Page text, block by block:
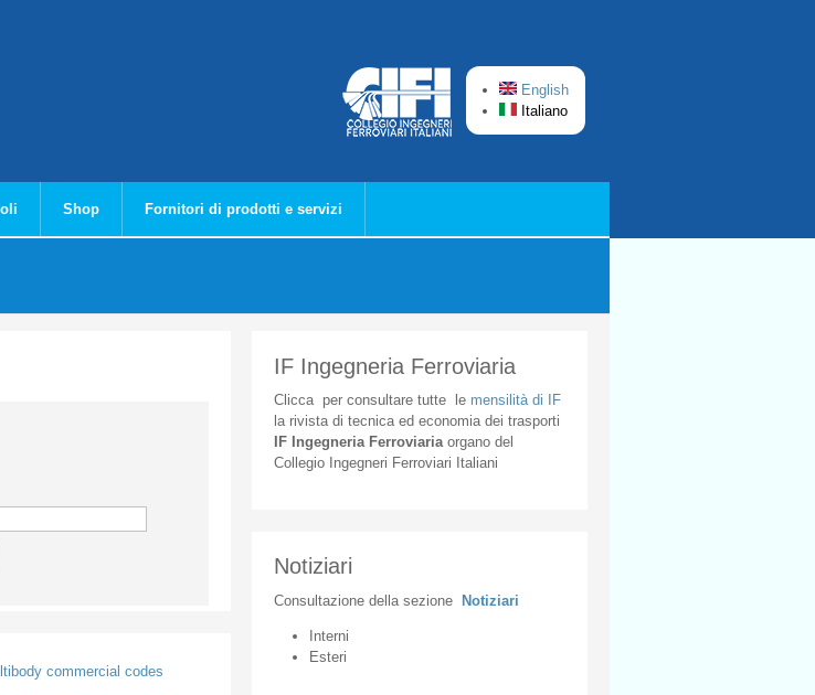
English
Italiano
Shop Fornitori di prodotti e servizi
commercial codes
IF Ingegneria Ferroviaria
Cliccaper consultare tuttele mensilità di IF
la rivista di tecnica ed economia dei trasporti
IF Ingegneria Ferroviaria organodel
Collegio
Ingegneri Ferroviari Italiani
Notiziari
Consultazione della sezione Notiziari
Interni
Esteri